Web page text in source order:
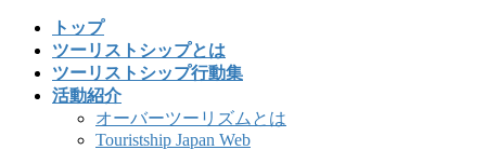
トップ
ツーリストシップとは
ツーリストシップ行動集
活動紹介
オーバーツーリズムとは
Touristship Japan Web